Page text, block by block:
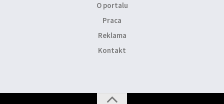
O portalu
Praca
Reklama
Kontakt